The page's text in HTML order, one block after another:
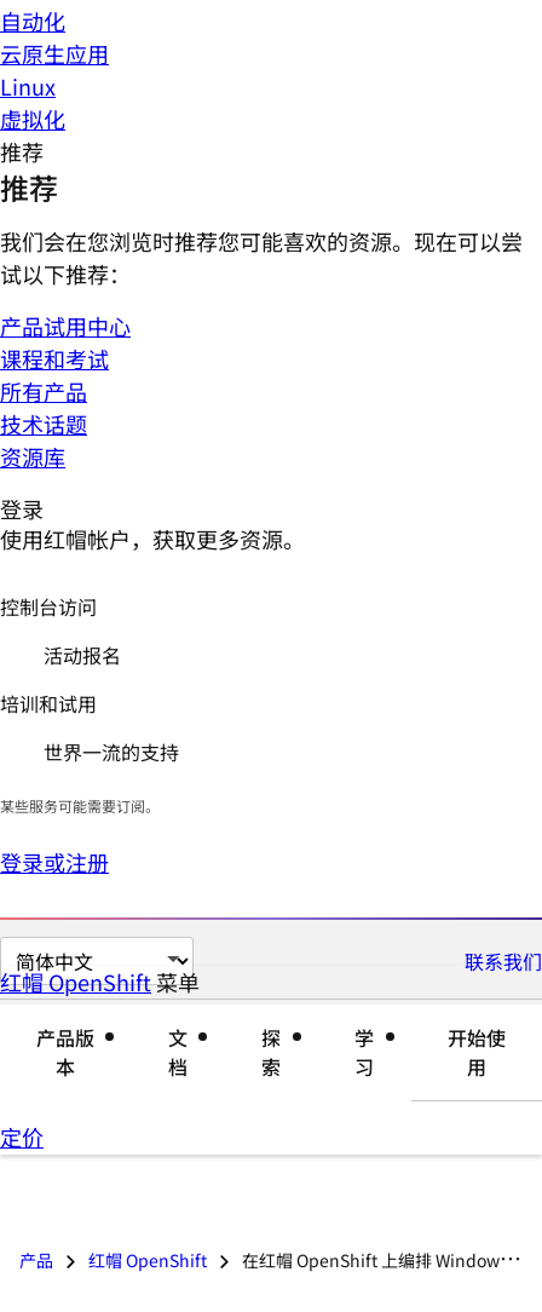
自动化
云原生应用
Linux
虚拟化
推荐
推荐
我们会在您浏览时推荐您可能喜欢的资源。现在可以尝
试以下推荐：
产品试用中心
课程和考试
所有产品
技术话题
资源库
登录
使用红帽帐户，获取更多资源。
控制台访问
活动报名
培训和试用
世界一流的支持
某些服务可能需要订阅。
登录或注册
切
换
联系我们
红帽 OpenShift菜单
产品版
本
文
档
探
索
学
习
开始使
用
定价
产品 红帽 OpenShift 在红帽 OpenShift 上编排 Windows 容器